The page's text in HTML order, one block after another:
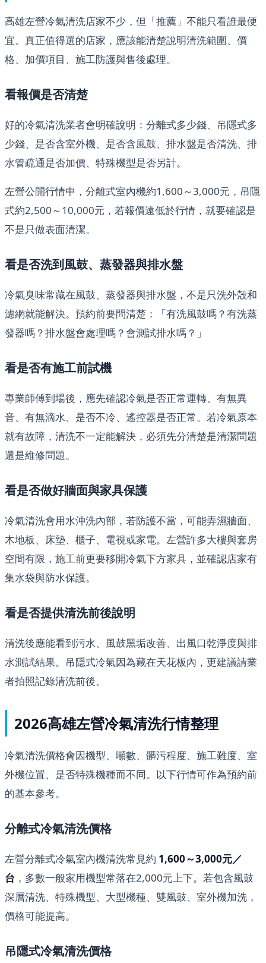
高雄左營冷氣清洗店家不少，但「推薦」不能只看誰最便
宜。真正值得選的店家，應該能清楚說明清洗範圍、價
格、加價項目、施工防護與售後處理。
看報價是否清楚
好的冷氣清洗業者會明確說明：分離式多少錢、吊隱式多
少錢、是否含室外機、是否含風鼓、排水盤是否清洗、排
水管疏通是否加價、特殊機型是否另計。
左營公開行情中，分離式室內機約1,600～3,000元，吊隱
式約2,500～10,000元，若報價遠低於行情，就要確認是
不是只做表面清潔。
看是否洗到風鼓、蒸發器與排水盤
冷氣臭味常藏在風鼓、蒸發器與排水盤，不是只洗外殼和
濾網就能解決。預約前要問清楚：「有洗風鼓嗎？有洗蒸
發器嗎？排水盤會處理嗎？會測試排水嗎？」
看是否有施工前試機
專業師傅到場後，應先確認冷氣是否正常運轉、有無異
音、有無滴水、是否不冷、遙控器是否正常。若冷氣原本
就有故障，清洗不一定能解決，必須先分清楚是清潔問題
還是維修問題。
看是否做好牆面與家具保護
冷氣清洗會用水沖洗內部，若防護不當，可能弄濕牆面、
木地板、床墊、櫃子、電視或家電。左營許多大樓與套房
空間有限，施工前更要移開冷氣下方家具，並確認店家有
集水袋與防水保護。
看是否提供清洗前後說明
清洗後應能看到污水、風鼓黑垢改善、出風口乾淨度與排
水測試結果。吊隱式冷氣因為藏在天花板內，更建議請業
者拍照記錄清洗前後。
2026高雄左營冷氣清洗行情整理
冷氣清洗價格會因機型、噸數、髒污程度、施工難度、室
外機位置、是否特殊機種而不同。以下行情可作為預約前
的基本參考。
分離式冷氣清洗價格
左營分離式冷氣室內機清洗常見約 1,600～3,000元／
台 ，多數一般家用機型常落在2,000元上下。若包含風鼓
深層清洗、特殊機型、大型機種、雙風鼓、室外機加洗，
價格可能提高。
吊隱式冷氣清洗價格